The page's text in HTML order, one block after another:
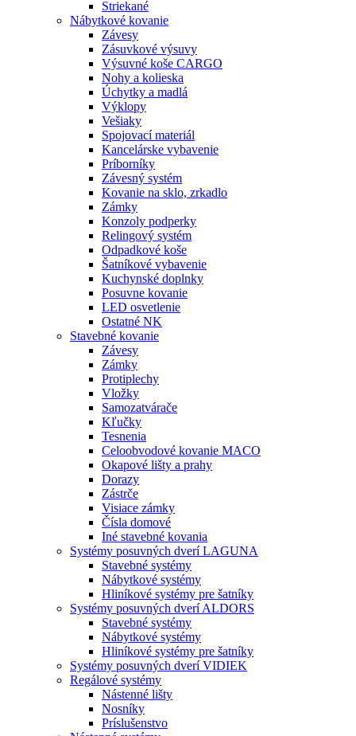
Striekané
Nábytkové kovanie
Závesy
Zásuvkové výsuvy
Výsuvné koše CARGO
Nohy a kolieska
Úchytky a madlá
Výklopy
Vešiaky
Spojovací materiál
Kancelárske vybavenie
Príborníky
Závesný systém
Kovanie na sklo, zrkadlo
Zámky
Konzoly podperky
Relingový systém
Odpadkové koše
Šatníkové vybavenie
Kuchynské doplnky
Posuvne kovanie
LED osvetlenie
Ostatné NK
Stavebné kovanie
Závesy
Zámky
Protiplechy
Vložky
Samozatvárače
Kľučky
Tesnenia
Celoobvodové kovanie MACO
Okapové lišty a prahy
Dorazy
Zástrče
Visiace zámky
Čísla domové
Iné stavebné kovania
Systémy posuvných dverí LAGUNA
Stavebné systémy
Nábytkové systémy
Hliníkové systémy pre šatníky
Systémy posuvných dverí ALDORS
Stavebné systémy
Nábytkové systémy
Hliníkové systémy pre šatníky
Systémy posuvných dverí VIDIEK
Regálové systémy
Nástenné lišty
Nosníky
Príslušenstvo